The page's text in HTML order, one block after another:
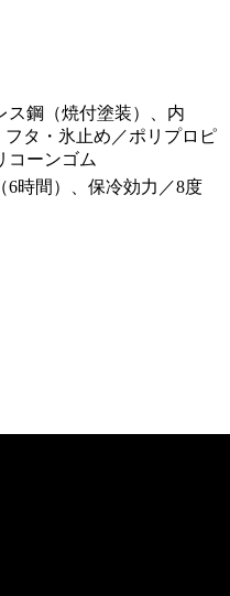
ス鋼（焼付塗装）、内
フタ・氷止め／ポリプロピ
コーンゴム
6時間）、保冷効力／8度